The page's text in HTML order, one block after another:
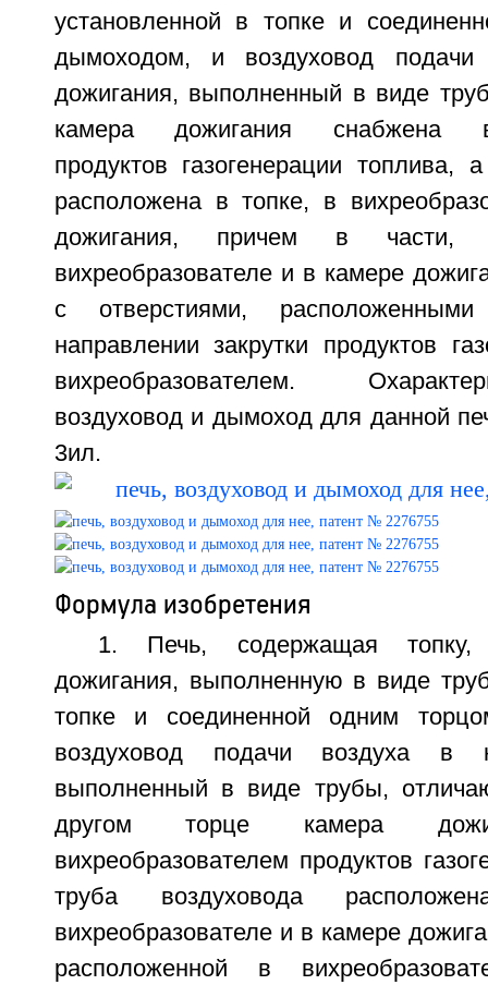
установленной в топке и
дымоходом, и воздуховод
дожигания, выполненный в виде
камера дожигания снабжена
продуктов газогенерации топлива,
расположена в топке, в
дожигания, причем в части,
вихреобразователе и в камере
с отверстиями,
направлении закрутки продуктов
вихреобразователем.
воздуховод и дымоход для данной
3ил.
Формула изобретения
1. Печь, содержащая
дожигания, выполненную в виде
топке и соединенной одним
воздуховод подачи воздуха в
выполненный в виде трубы,
другом торце камера
вихреобразователем продуктов
труба воздуховода
вихреобразователе и в камере
расположенной в